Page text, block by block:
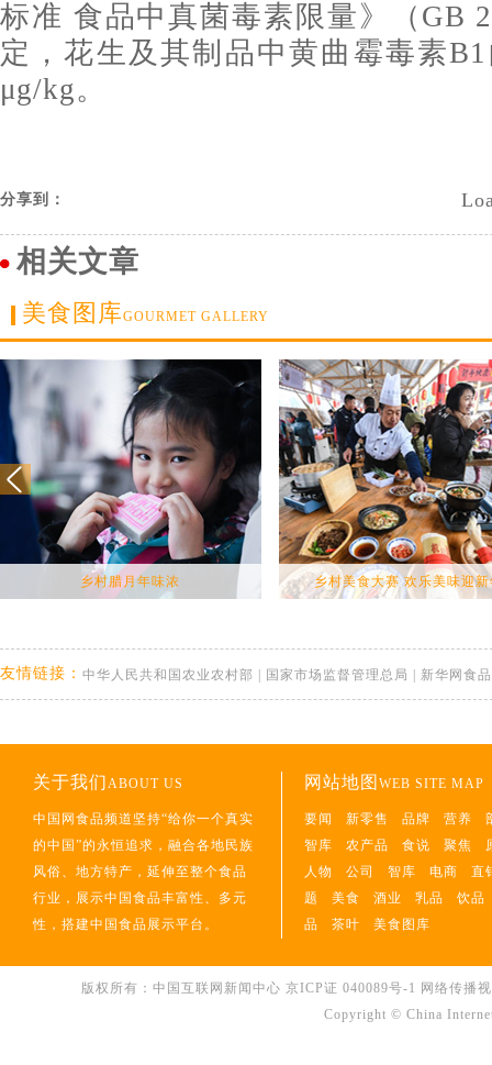
标准 食品中真菌毒素限量》（GB
定，花生及其制品中黄曲霉毒素
μg/kg。
分享到：
相关文章
美食图库GOURMET GALLERY
乡村腊月年味浓 乡村美食大赛 欢乐美味迎
友情链接： 中华人民共和国农业农村部 国家市场监督管理总局 新华网食品
关于我们ABOUT US
中国网食品频道坚持“给你一个真实
的中国”的永恒追求，融合各地民族
风俗、地方特产，延伸至整个食品
行业，展示中国食品丰富性、多元
性，搭建中国食品展示平台。
网站地图 WEB SITE MAP
要闻 新零售 品牌 营养
智库
农产品 食说 聚焦
人物
公司 智库 电商
直
题
美食 酒业 乳品
饮品
品
茶叶 美食图库
版权所有：中国互联网新闻中心 京ICP证 040089号-1 网络传播
Copyright © China